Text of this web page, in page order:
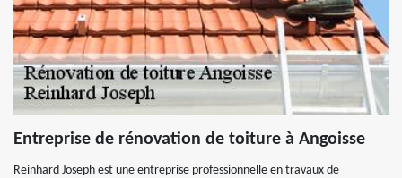
Entreprise de rénovation de toiture à Angoisse
Reinhard Joseph est une entreprise professionnelle en travaux de